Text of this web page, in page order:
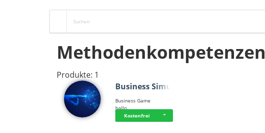
Methodenkompetenzen
Produkte: 1
Business Simula…
Business Game
hallo
Kostenfrei